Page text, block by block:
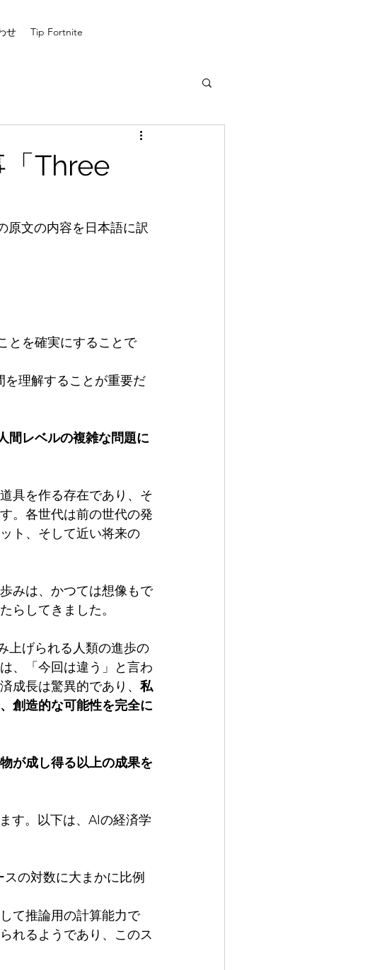
せ Tip Fortnite
Three
原文の内容を日本語に訳
とを確実にすることで
理解することが重要だ
間レベルの複雑な問題に
具を作る存在であり、そ
。各世代は前の世代の発
ト、そして近い将来の
みは、かつては想像もで
らしてきました。
上げられる人類の進歩の
、「今回は違う」と言わ
成長は驚異的であり、 私
創造的な可能性を完全に
が成し得る以上の成果を
す。以下は、AIの経済学
て推論用の計算能力で
れるようであり、このス